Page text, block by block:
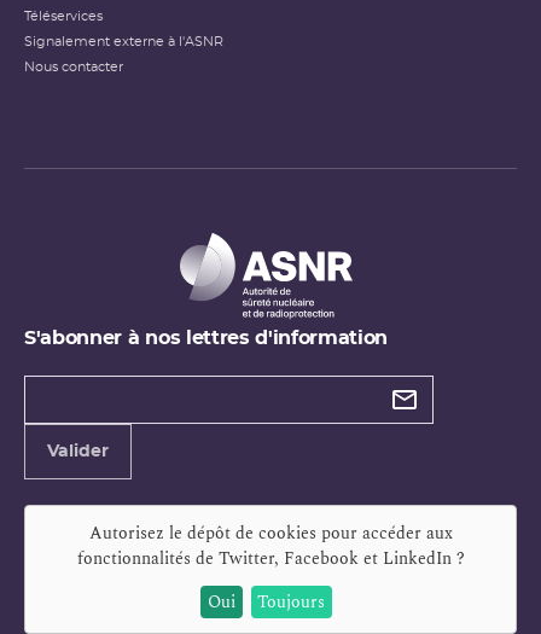
Téléservices
Signalement externe à l'ASNR
Nous contacter
S'abonner à nos lettres d'information
Types de
Valider
Autorisez le dépôt de cookies pour accéder aux
fonctionnalités de Twitter, Facebook et LinkedIn?
Oui
Toujours